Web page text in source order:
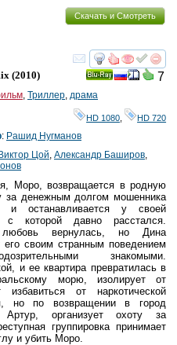
Скачать и Смотреть
смотреть
7
(2010)
, Триллер, драма
HD 1080 HD 720
: Рашид Нугманов
Виктор Цой, Александр Баширов,
Моро, возвращается в родную
за денежным долгом мошенника
и останавливается у своей
с которой давно расстался.
вернулась, но Дина
его своим странным поведением
знакомыми.
и ее квартира превратилась в
морю, изолирует от
от наркотической
но по возвращении в город
Артур, организует охоту за
группировка принимает
и убить Моро.